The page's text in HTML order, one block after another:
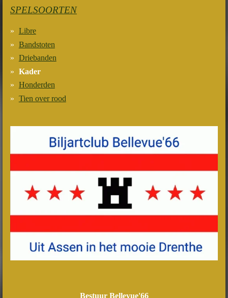
SPELSOORTEN
Libre
Bandstoten
Driebanden
Kader
Honderden
Tien over rood
Bestuur Bellevue'66